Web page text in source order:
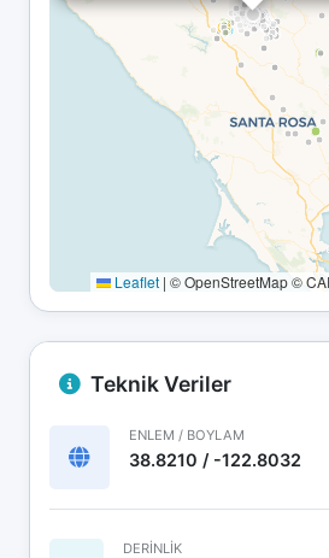
Leaflet | © OpenStreetMap ©
Teknik Veriler
ENLEM / BOYLAM
38.8210 / -122.8032
DERINLIK